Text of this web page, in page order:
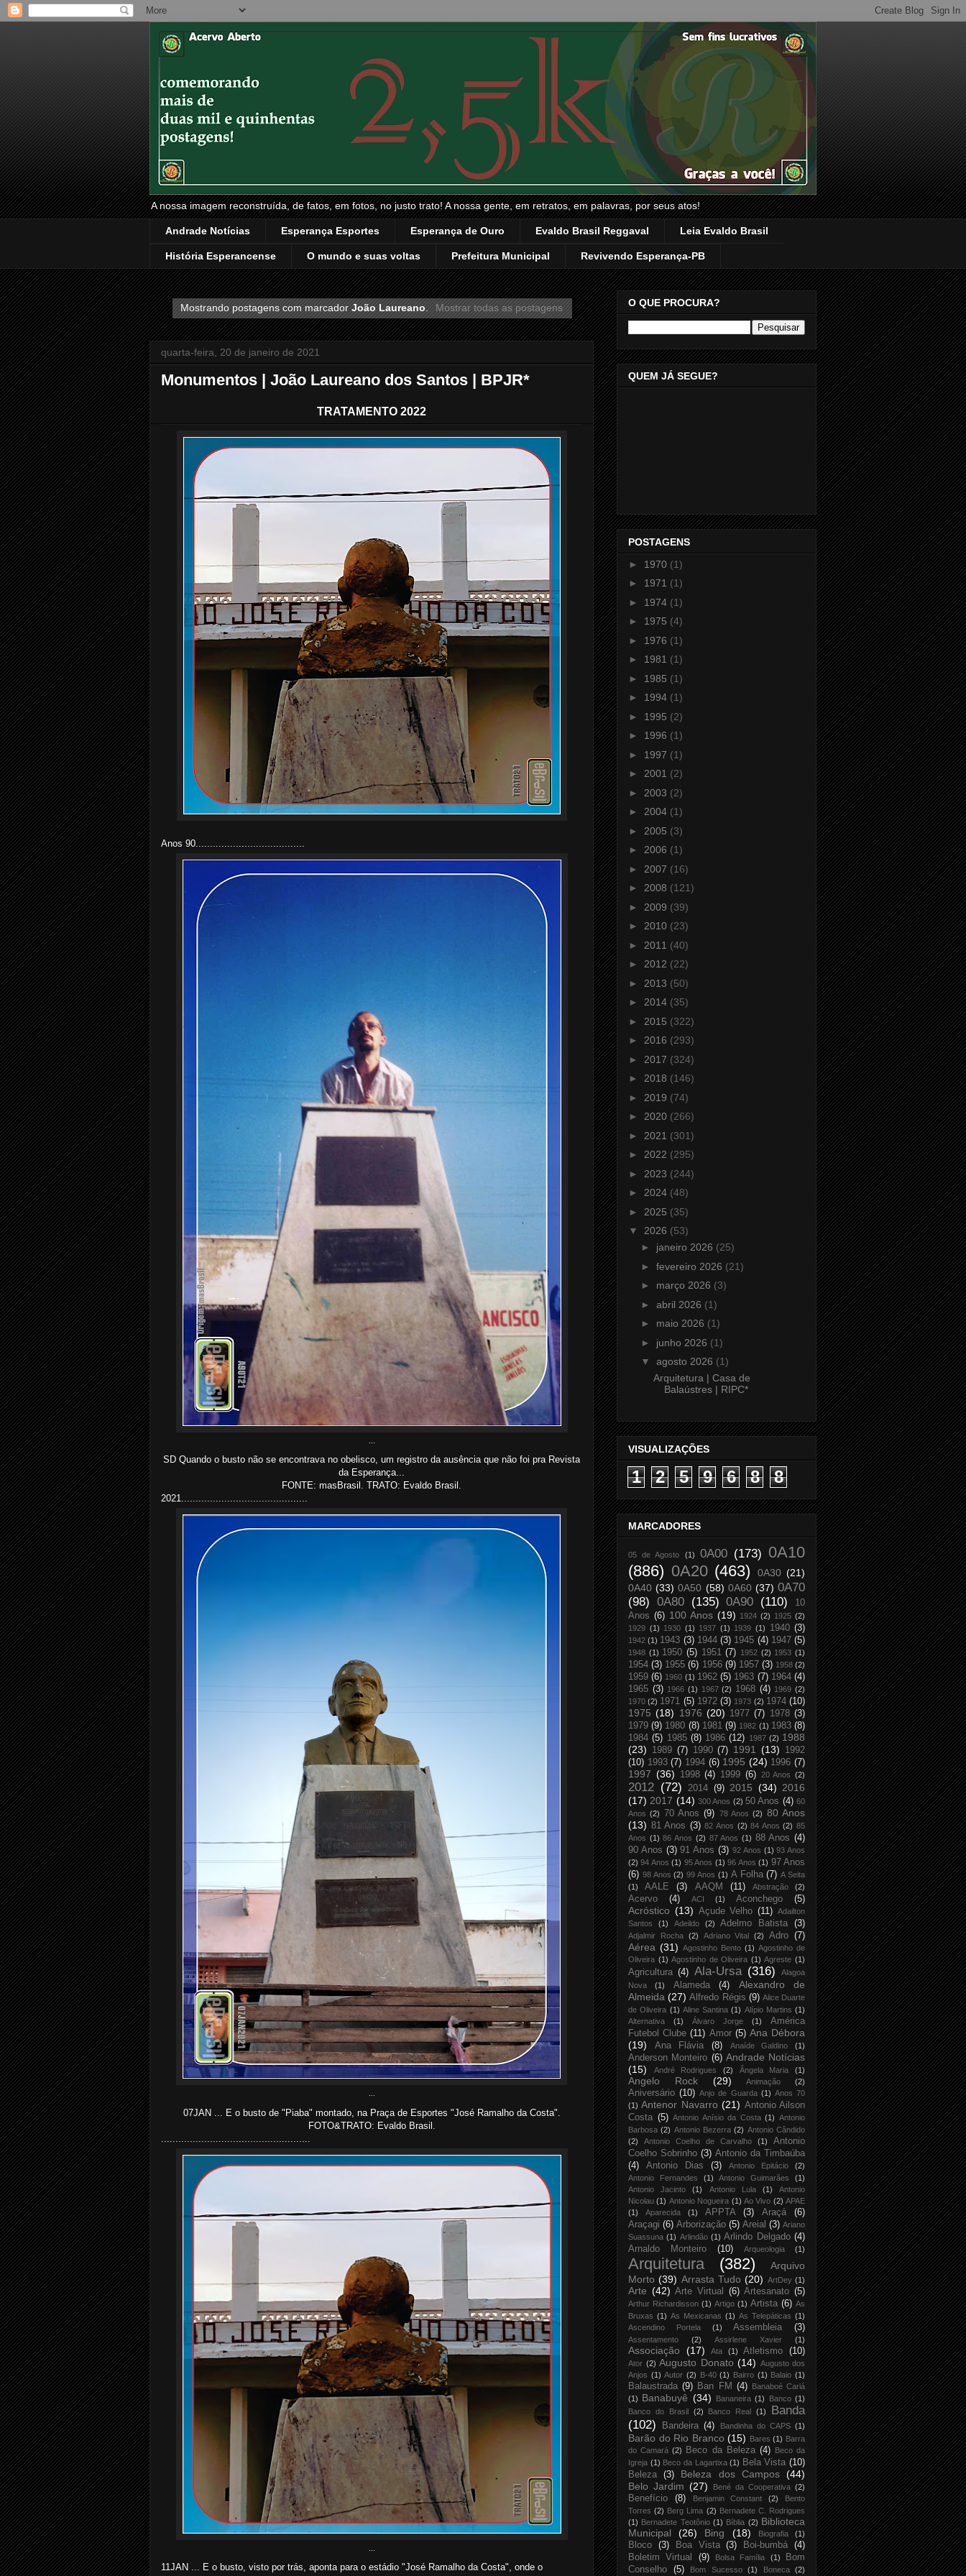
A nossa imagem reconstruída, de fatos, em fotos, no justo trato! A nossa gente, em retratos, em palavras, por seus atos!
Andrade Notícias Esperança Esportes Esperança de Ouro Evaldo Brasil Reggaval Leia Evaldo Brasil
História Esperancense O mundo e suas voltas Prefeitura Municipal Revivendo Esperança-PB
Mostrando postagens com marcadorJoão Laureano. Mostrar todas as postagens
quarta-feira, 20 de janeiro de 2021
Monumentos | João Laureano dos Santos | BPJR*
TRATAMENTO 2022
Anos 90......................................
SD Quando o busto não se encontrava no obelisco, um registro da ausência que não foi pra Revista
da Esperança...
FONTE: masBrasil. TRATO: Evaldo Brasil.
2021............................................
07JAN ... E o busto de "Piaba" montado, na Praça de Esportes "José Ramalho da Costa".
FOTO&TRATO: Evaldo Brasil.
11JAN ... E o busto, visto por trás, aponta para o estádio "José Ramalho da Costa", onde o
O QUE PROCURA?
QUEM JÁ SEGUE?
POSTAGENS
► 1970 (1)
► 1971 (1)
► 1974 (1)
► 1975 (4)
► 1976 (1)
► 1981 (1)
► 1985 (1)
► 1994 (1)
► 1995 (2)
► 1996 (1)
► 1997 (1)
► 2001 (2)
► 2003 (2)
► 2004 (1)
► 2005 (3)
► 2006 (1)
► 2007 (16)
► 2008 (121)
► 2009 (39)
► 2010 (23)
► 2011 (40)
► 2012 (22)
► 2013 (50)
► 2014 (35)
► 2015 (322)
► 2016 (293)
► 2017 (324)
► 2018 (146)
► 2019 (74)
► 2020 (266)
► 2021 (301)
► 2022 (295)
► 2023 (244)
► 2024 (48)
► 2025 (35)
▼ 2026 (53)
► janeiro 2026 (25)
► fevereiro 2026 (21)
► março 2026 (3)
► abril 2026 (1)
► maio 2026 (1)
► junho 2026 (1)
▼ agosto 2026 (1)
Arquitetura | Casa de
Balaústres | RIPC*
VISUALIZAÇÕES
1 2 5 9 6 8 8
MARCADORES
05 de Agosto (1) 0A00 (173) 0A10
(886) 0A20 (463) 0A30 (21)
0A40 (33) 0A50 (58) 0A60 (37) 0A70
(98) 0A80 (135) 0A90 (110)
10
Anos (6) 100 Anos (19) 1924 (2) 1925 (2)
1929 (1) 1930 (1) 1937 (1) 1939 (1) 1940 (3)
1942 (1) 1943 (3) 1944 (3) 1945 (4) 1947 (5)
1948 (1) 1950 (5) 1951 (7) 1952 (2) 1953 (1)
1954 (3) 1955 (6) 1956 (9) 1957 (3) 1958 (2)
1959 (6) 1960 (1) 1962 (5) 1963 (7) 1964 (4)
1965 (3) 1966 (1) 1967 (2) 1968 (4) 1969 (2)
1970 (2) 1971 (5) 1972 (3) 1973 (2) 1974 (10)
1975 (18) 1976 (20) 1977 (7) 1978 (3)
1979 (9) 1980 (8) 1981 (9) 1982 (1) 1983 (8)
1984 (5) 1985 (8) 1986 (12) 1987 (2) 1988
(23)
1989 (7) 1990 (7) 1991 (13)
1992
(10) 1993 (7) 1994 (6) 1995 (24) 1996 (7)
1997 (36) 1998 (4) 1999 (6) 20 Anos (2)
2012 (72) 2014 (9) 2015 (34) 2016
(17) 2017 (14) 300 Anos (2) 50 Anos (4) 60
Anos (2) 70 Anos (9) 78 Anos (2) 80 Anos
(13) 81 Anos (3) 82 Anos (2) 84 Anos (2) 85
Anos (1) 86 Anos (2) 87 Anos (1) 88 Anos (4)
90 Anos (3) 91 Anos (3) 92 Anos (1) 93 Anos
(2) 94 Anos (1) 95 Anos (1) 96 Anos (1) 97 Anos
(6) 98 Anos (2) 99 Anos (1) A Folha (7) A Seita
(1)
AALE (3) AAQM (11) Abstração (2)
Acervo (4) ACI (1) Aconchego (5)
Acróstico (13) Açude Velho (11) Adailton
Santos
(1) Adeildo (2) Adelmo Batista (3)
Adjalmir Rocha (2) Adriano Vital (2) Adro (7)
Aérea (31) Agostinho Bento (1) Agostinho de
Oliveira (1) Agostinho de Oliveira (1) Agreste (1)
Agricultura (4) Ala-Ursa (316)
Alagoa
Nova
(1) Alameda (4)
Alexandro de
Almeida (27) Alfredo Régis (9) Alice Duarte
de Oliveira (1) Aline Santina (1) Alípio Martins (1)
Alternativa
(1) Álvaro Jorge (1)
América
Futebol Clube (11) Amor (5) Ana Débora
(19)
Ana Flávia (8) Anaíde Galdino (1)
Anderson Monteiro (6) Andrade Notícias
(15)
André Rodrigues (2) Ângela Maria (1)
Angelo Rock (29) Animação (2)
Aniversário (10) Anjo de Guarda (1) Anos 70
(1) Antenor Navarro (21) Antonio Ailson
Costa (5) Antonio Anísio da Costa (1) Antonio
Barbosa (2) Antonio Bezerra (2) Antonio Cândido
(2)
Antonio Coelho de Carvalho (1)
Antonio
Coelho Sobrinho (3) Antonio da Timbaúba
(4)
Antonio Dias (3) Antonio Epitácio
(2)
Antonio Fernandes
(1) Antonio Guimarães
(1)
Antonio Jacinto
(1) Antonio Lula (1)
Antonio
Nicolau (1) Antonio Nogueira (1) Ao Vivo (2) APAE
(1)
Aparecida (1) APPTA (3) Araçá
(6)
Araçagi (6) Arborização (5) Areial (3) Ariano
Suassuna (1) Arlindão (1) Arlindo Delgado (4)
Arnaldo Monteiro
(10) Arqueologia (1)
Arquitetura (382)
Arquivo
Morto (39) Arrasta Tudo (20) ArtDey (1)
Arte (42) Arte Virtual (6) Artesanato (5)
Arthur Richardisson (1) Artigo (1) Artista (6) As
Bruxas (1) As Mexicanas (1) As Telepáticas (1)
Ascendino Portela
(1) Assembleia (3)
Assentamento (2) Assirlene Xavier (1)
Associação (17) Ata (1) Atletismo (10)
Ator (2) Augusto Donato (14) Augusto dos
Anjos (1) Autor (2) B-40 (1) Bairro (1) Balaio (1)
Balaustrada (9) Ban FM (4)
Banaboé Cariá
(1) Banabuyê (34) Bananeira (1) Banco (1)
Banco do Brasil
(2) Banco Real (1)
Banda
(102)
Bandeira (4) Bandinha do CAPS (1)
Barão do Rio Branco (15) Bares (1) Barra
do Camará (2) Beco da Beleza (4)
Beco da
Igreja (1) Beco da Lagartixa (1) Bela Vista (10)
Beleza
(3) Beleza dos Campos (44)
Belo Jardim (27) Bené da Cooperativa (2)
Benefício (8) Benjamin Constant (2)
Bento
Torres (2) Berg Lima (2) Bernadete C. Rodrigues
(1) Bernadete Teotônio (1) Bíblia (2) Biblioteca
Municipal
(26) Bing (18) Biografia (1)
Bloco (3) Boa Vista (3) Boi-bumbá
(4)
Boletim Virtual
(9) Bolsa Família (1)
Bom
Conselho
(5) Bom Sucesso (1) Boneca (2)